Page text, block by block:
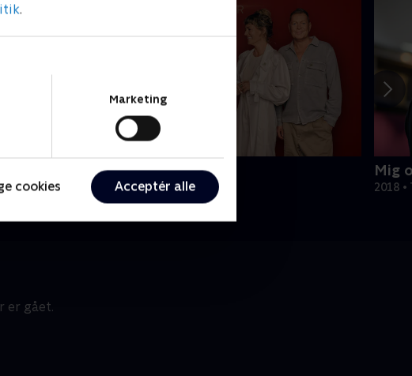
.
Marketing
cookies Acceptér alle
Knæk Cancer
TV-Shows • 1 sæsoner
Mig
2018
er gået.